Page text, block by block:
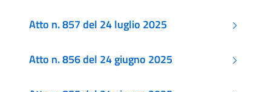
Atto n. 857 del 24 luglio 2025
Atto n. 856 del 24 giugno 2025